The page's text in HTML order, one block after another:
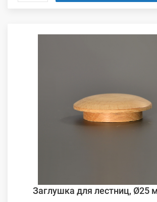
Заглушка для лестниц, Ø25